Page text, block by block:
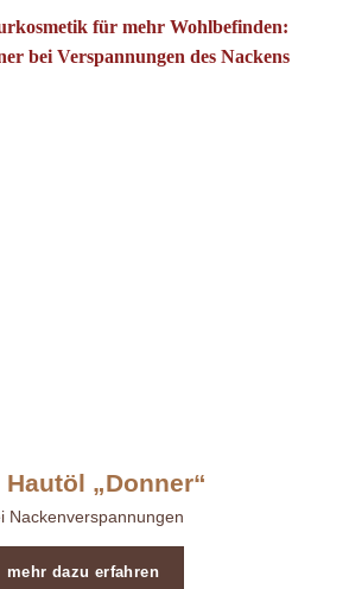
Hautöl „Donner“
Nackenverspannungen
mehr dazu erfahren